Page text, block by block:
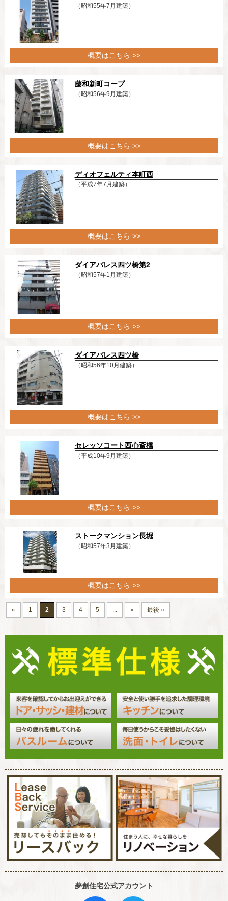
（昭和55年7月建築）
概要はこちら >>
藤和新町コープ
（昭和56年9月建築）
概要はこちら >>
ディオフェルティ本町西
（平成7年7月建築）
概要はこちら >>
ダイアパレス四ツ橋第2
（昭和57年1月建築）
概要はこちら >>
ダイアパレス四ツ橋
（昭和56年10月建築）
概要はこちら >>
セレッソコート西心斎橋
（平成10年9月建築）
概要はこちら >>
ストークマンション長堀
（昭和57年3月建築）
概要はこちら >>
« 1 2 3 4 5 » 最後 »
夢創住宅公式アカウント